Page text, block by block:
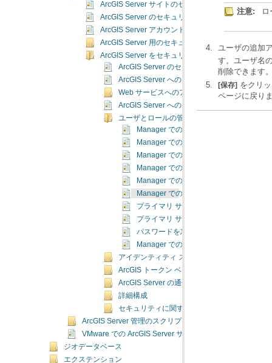
ArcGIS Server サイトのセキュリティ
ArcGIS Server のセキュリティの仕組み
ArcGIS Server アカウント
ArcGIS Server 用のセキュリティで保護された環境
ArcGIS Server をセキュリティで保護するための構成
ArcGIS Server のセキュリティの構成
ArcGIS Server へのアクセスの制限
Web サービスへのアクセスの制限
ArcGIS Server へのクロスドメイン リクエス
ユーザとロールの管理
Manager でのユーザの管理
Manager での新しいユーザの追加
Manager でのユーザの変更
Manager でのロールの管理
Manager での新しいロールの追加
Manager でのロールの変更
プライマリ サイト管理者アカウントの編
プライマリ サイト管理者アカウントの無
パスワードを忘れた場合のリセット
Manager での公開者ロールのサポート
アイデンティティ ストアの管理
ArcGIS トークン ベース認証
ArcGIS Server の通信の暗号化
詳細構成
セキュリティに関するチュートリアル
ArcGIS Server 管理のスクリプト作成
VMware での ArcGIS Server サイトの展開
ジオデータベース
エクステンション
注意:
ユーザの追加
す。ユーザ名
削除できます
[保存] をクリ
ページに戻り